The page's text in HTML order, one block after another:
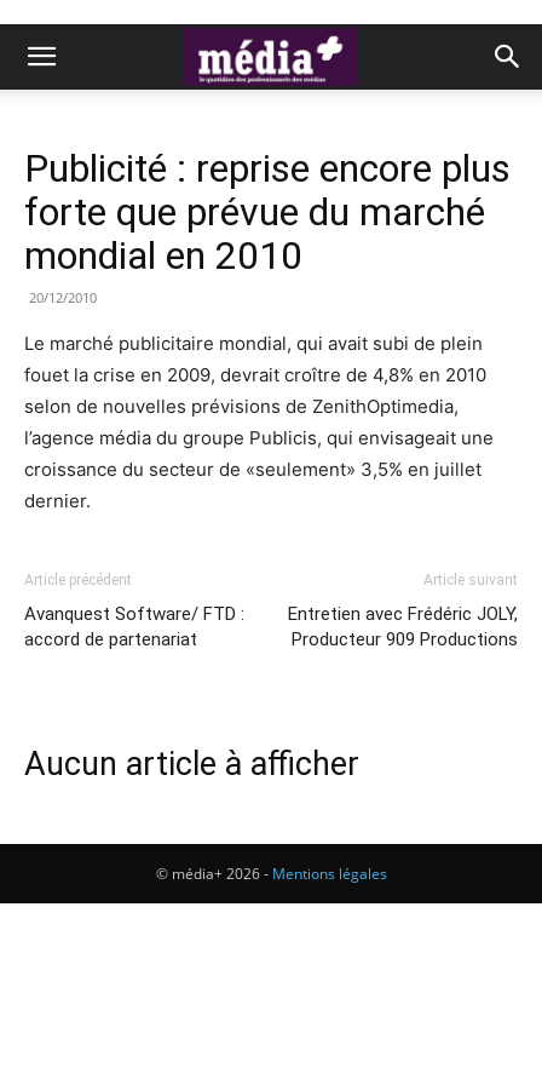
Publicité : reprise encore plus
forte que prévue du marché
mondial en 2010
20/12/2010
Le marché publicitaire mondial, qui avait subi de plein
fouet la crise en 2009, devrait croître de 4,8% en 2010
selon de nouvelles prévisions de ZenithOptimedia,
l’agence média du groupe Publicis, qui envisageait une
croissance du secteur de «seulement» 3,5% en juillet
dernier.
Article précédent
Avanquest Software/ FTD :
accord de partenariat
Article suivant
Entretien avec Frédéric JOLY,
Producteur 909 Productions
Aucun article à afficher
© média+ 2026 - Mentions légales